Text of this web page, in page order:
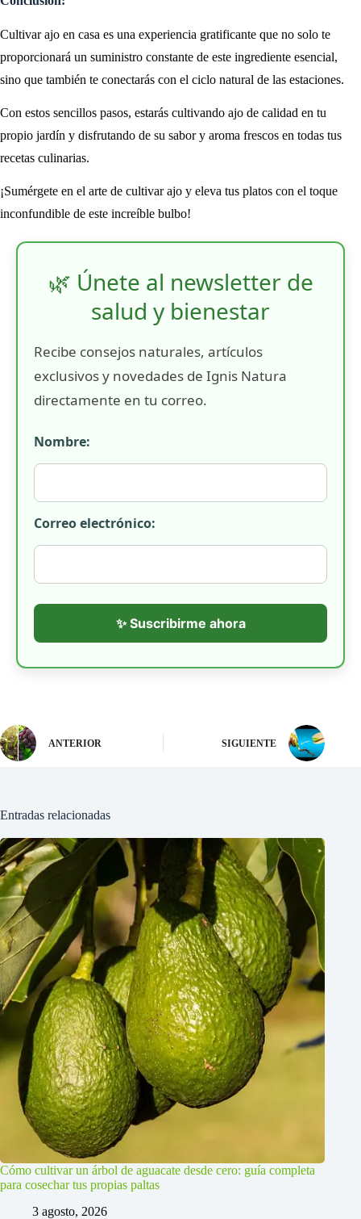
Cultivar ajo en casa es una experiencia gratificante que no solo te
proporcionará un suministro constante de este ingrediente esencial,
sino que también te conectarás con el ciclo natural de las estaciones.
Con estos sencillos pasos, estarás cultivando ajo de calidad en tu
propio jardín y disfrutando de su sabor y aroma frescos en todas tus
recetas culinarias.
¡Sumérgete en el arte de cultivar ajo y eleva tus platos con el toque
inconfundible de este increíble bulbo!
🌿 Únete al newsletter de
salud y bienestar
Recibe consejos naturales, artículos
exclusivos y novedades de Ignis Natura
directamente en tu correo.
Nombre:
Correo electrónico:
✨ Suscribirme ahora
ANTERIOR SIGUIENTE
Entradas relacionadas
Cómo cultivar un árbol de aguacate desde cero: guía completa
para cosechar tus propias paltas
3 agosto, 2026